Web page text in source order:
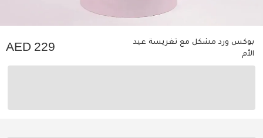
بوكس ورد مشكل مع تغريسة عيد
الأم
229